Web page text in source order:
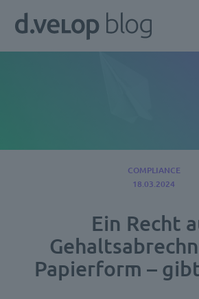
Zum
Inhalt
d.velop
Ein Recht
Papierform –
COMPLIANCE
18.03.2024